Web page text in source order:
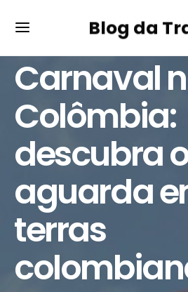
Blog da
DICAS DE VIAGEM
Carnaval
Colômbia:
descubra
aguarda
terras